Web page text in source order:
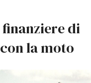
di
la moto